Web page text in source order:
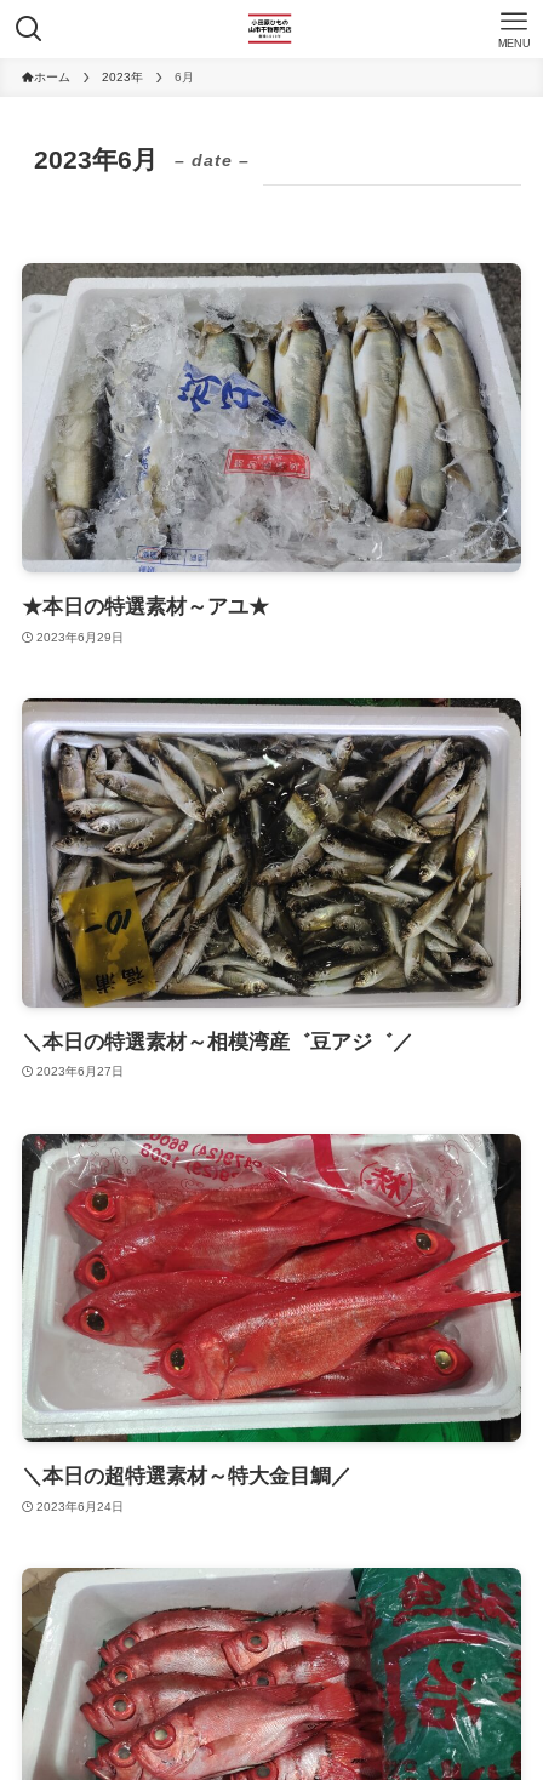
MENU
ホーム 2023年 6月
2023年6月 – date –
★本日の特選素材～アユ★
2023年6月29日
＼本日の特選素材～相模湾産゛豆アジ゛／
2023年6月27日
＼本日の超特選素材～特大金目鯛／
2023年6月24日